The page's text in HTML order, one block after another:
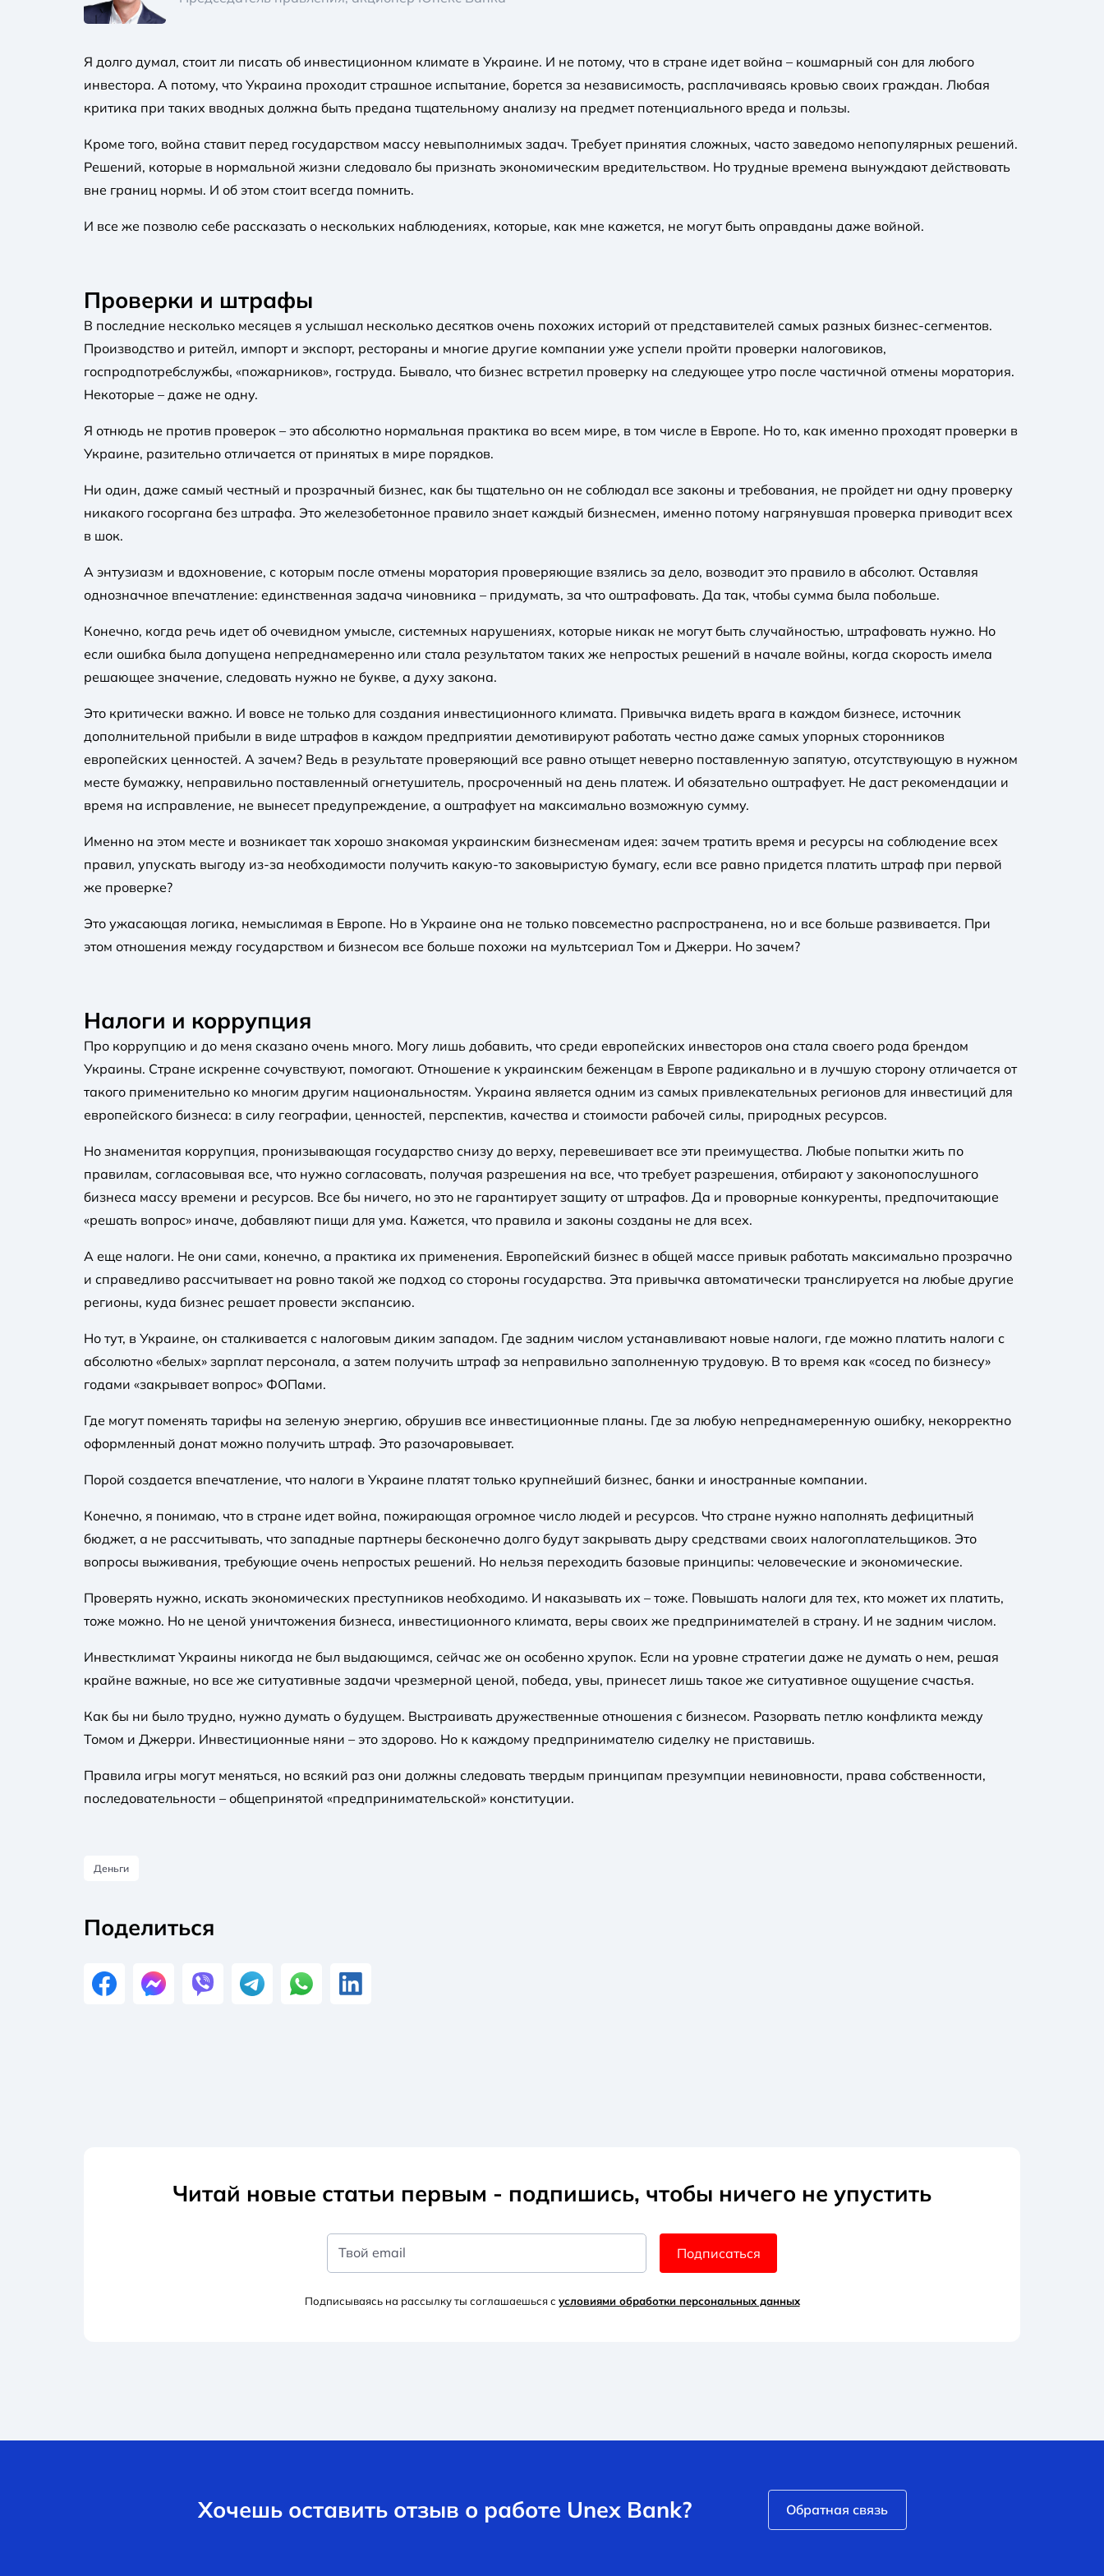
Я долго думал, стоит ли писать об инвестиционном климате в Украине. И не потому, что в стране идет война – кошмарный сон для любого
инвестора. А потому, что Украина проходит страшное испытание, борется за независимость, расплачиваясь кровью своих граждан. Любая
критика при таких вводных должна быть предана тщательному анализу на предмет потенциального вреда и пользы.
Кроме того, война ставит перед государством массу невыполнимых задач. Требует принятия сложных, часто заведомо непопулярных решений.
Решений, которые в нормальной жизни следовало бы признать экономическим вредительством. Но трудные времена вынуждают действовать
вне границ нормы. И об этом стоит всегда помнить.
И все же позволю себе рассказать о нескольких наблюдениях, которые, как мне кажется, не могут быть оправданы даже войной.
Проверки и штрафы
В последние несколько месяцев я услышал несколько десятков очень похожих историй от представителей самых разных бизнес-сегментов.
Производство и ритейл, импорт и экспорт, рестораны и многие другие компании уже успели пройти проверки налоговиков,
госпродпотребслужбы, «пожарников», гоструда. Бывало, что бизнес встретил проверку на следующее утро после частичной отмены моратория.
Некоторые – даже не одну.
Я отнюдь не против проверок – это абсолютно нормальная практика во всем мире, в том числе в Европе. Но то, как именно проходят проверки в
Украине, разительно отличается от принятых в мире порядков.
Ни один, даже самый честный и прозрачный бизнес, как бы тщательно он не соблюдал все законы и требования, не пройдет ни одну проверку
никакого госоргана без штрафа. Это железобетонное правило знает каждый бизнесмен, именно потому нагрянувшая проверка приводит всех
в шок.
А энтузиазм и вдохновение, с которым после отмены моратория проверяющие взялись за дело, возводит это правило в абсолют. Оставляя
однозначное впечатление: единственная задача чиновника – придумать, за что оштрафовать. Да так, чтобы сумма была побольше.
Конечно, когда речь идет об очевидном умысле, системных нарушениях, которые никак не могут быть случайностью, штрафовать нужно. Но
если ошибка была допущена непреднамеренно или стала результатом таких же непростых решений в начале войны, когда скорость имела
решающее значение, следовать нужно не букве, а духу закона.
Это критически важно. И вовсе не только для создания инвестиционного климата. Привычка видеть врага в каждом бизнесе, источник
дополнительной прибыли в виде штрафов в каждом предприятии демотивируют работать честно даже самых упорных сторонников
европейских ценностей. А зачем? Ведь в результате проверяющий все равно отыщет неверно поставленную запятую, отсутствующую в нужном
месте бумажку, неправильно поставленный огнетушитель, просроченный на день платеж. И обязательно оштрафует. Не даст рекомендации и
время на исправление, не вынесет предупреждение, а оштрафует на максимально возможную сумму.
Именно на этом месте и возникает так хорошо знакомая украинским бизнесменам идея: зачем тратить время и ресурсы на соблюдение всех
правил, упускать выгоду из-за необходимости получить какую-то заковыристую бумагу, если все равно придется платить штраф при первой
же проверке?
Это ужасающая логика, немыслимая в Европе. Но в Украине она не только повсеместно распространена, но и все больше развивается. При
этом отношения между государством и бизнесом все больше похожи на мультсериал Том и Джерри. Но зачем?
Налоги и коррупция
Про коррупцию и до меня сказано очень много. Могу лишь добавить, что среди европейских инвесторов она стала своего рода брендом
Украины. Стране искренне сочувствуют, помогают. Отношение к украинским беженцам в Европе радикально и в лучшую сторону отличается от
такого применительно ко многим другим национальностям. Украина является одним из самых привлекательных регионов для инвестиций для
европейского бизнеса: в силу географии, ценностей, перспектив, качества и стоимости рабочей силы, природных ресурсов.
Но знаменитая коррупция, пронизывающая государство снизу до верху, перевешивает все эти преимущества. Любые попытки жить по
правилам, согласовывая все, что нужно согласовать, получая разрешения на все, что требует разрешения, отбирают у законопослушного
бизнеса массу времени и ресурсов. Все бы ничего, но это не гарантирует защиту от штрафов. Да и проворные конкуренты, предпочитающие
«решать вопрос» иначе, добавляют пищи для ума. Кажется, что правила и законы созданы не для всех.
А еще налоги. Не они сами, конечно, а практика их применения. Европейский бизнес в общей массе привык работать максимально прозрачно
и справедливо рассчитывает на ровно такой же подход со стороны государства. Эта привычка автоматически транслируется на любые другие
регионы, куда бизнес решает провести экспансию.
Но тут, в Украине, он сталкивается с налоговым диким западом. Где задним числом устанавливают новые налоги, где можно платить налоги с
абсолютно «белых» зарплат персонала, а затем получить штраф за неправильно заполненную трудовую. В то время как «сосед по бизнесу»
годами «закрывает вопрос» ФОПами.
Где могут поменять тарифы на зеленую энергию, обрушив все инвестиционные планы. Где за любую непреднамеренную ошибку, некорректно
оформленный донат можно получить штраф. Это разочаровывает.
Порой создается впечатление, что налоги в Украине платят только крупнейший бизнес, банки и иностранные компании.
Конечно, я понимаю, что в стране идет война, пожирающая огромное число людей и ресурсов. Что стране нужно наполнять дефицитный
бюджет, а не рассчитывать, что западные партнеры бесконечно долго будут закрывать дыру средствами своих налогоплательщиков. Это
вопросы выживания, требующие очень непростых решений. Но нельзя переходить базовые принципы: человеческие и экономические.
Проверять нужно, искать экономических преступников необходимо. И наказывать их – тоже. Повышать налоги для тех, кто может их платить,
тоже можно. Но не ценой уничтожения бизнеса, инвестиционного климата, веры своих же предпринимателей в страну. И не задним числом.
Инвестклимат Украины никогда не был выдающимся, сейчас же он особенно хрупок. Если на уровне стратегии даже не думать о нем, решая
крайне важные, но все же ситуативные задачи чрезмерной ценой, победа, увы, принесет лишь такое же ситуативное ощущение счастья.
Как бы ни было трудно, нужно думать о будущем. Выстраивать дружественные отношения с бизнесом. Разорвать петлю конфликта между
Томом и Джерри. Инвестиционные няни – это здорово. Но к каждому предпринимателю сиделку не приставишь.
Правила игры могут меняться, но всякий раз они должны следовать твердым принципам презумпции невиновности, права собственности,
последовательности – общепринятой «предпринимательской» конституции.
Деньги
Поделиться
Читай новые статьи первым - подпишись, чтобы ничего не упустить
Твой email Подписаться
Подписываясь на рассылку ты соглашаешься с условиями обработки персональных данных
Хочешь оставить отзыв о работе Unex Bank? Обратная связь